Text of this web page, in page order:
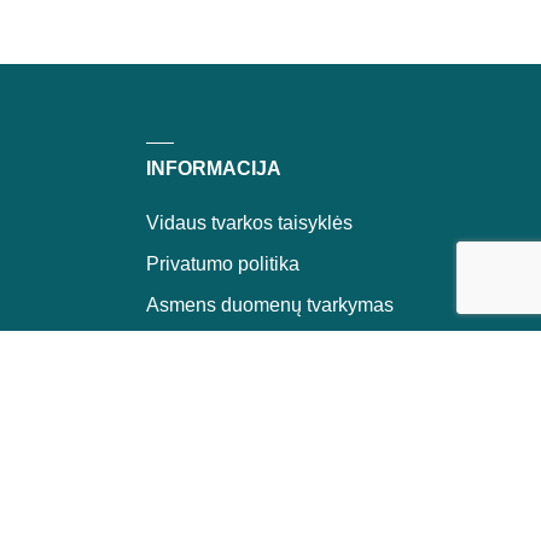
Nesutinku
INFORMACIJA
Vidaus tvarkos taisyklės
Privatumo politika
Asmens duomenų tvarkymas